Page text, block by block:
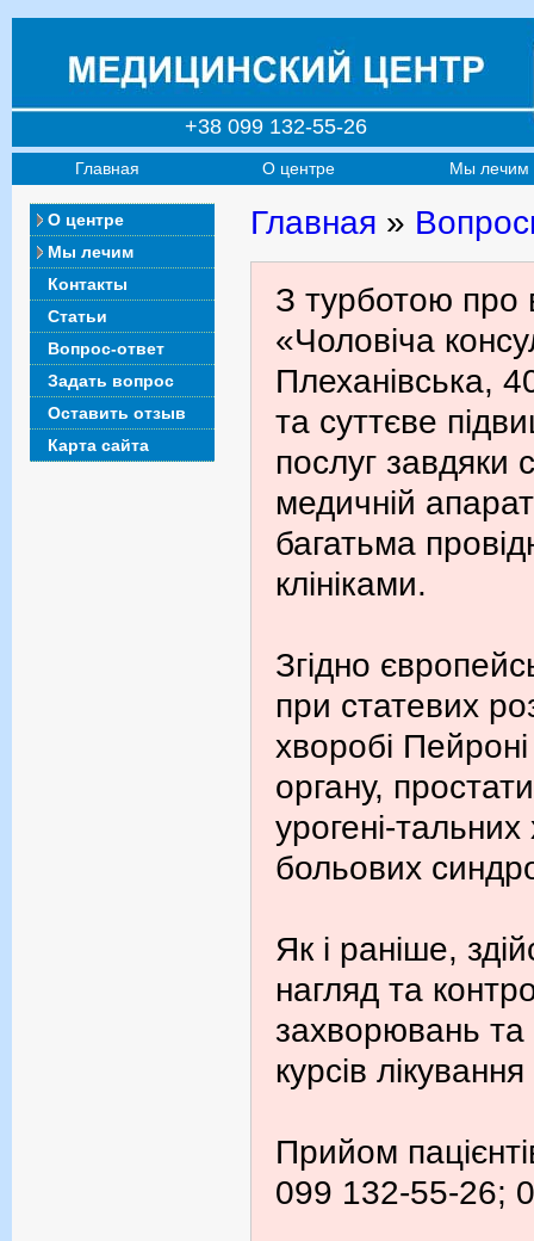
+38 099 132-55-26
Главная О центре Мы лечим
О центре
Мы лечим
Контакты
Статьи
Вопрос-ответ
Задать вопрос
Оставить отзыв
Карта сайта
Главная »
З турботою про
«Чоловіча
Плеханівська,
та суттєве
послуг завдяки
медичній
багатьма
клініками.
Згідно
при статевих
хворобі
органу,
урогені-
больових
Як і раніше,
нагляд та
захворювань
курсів лікування
Прийом
099 132-55-26;